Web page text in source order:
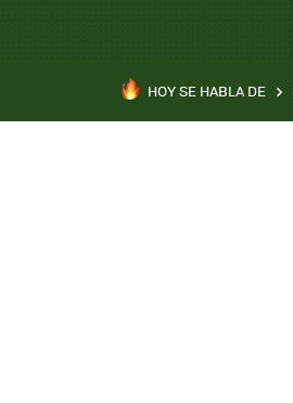
HOY SE HABLA DE